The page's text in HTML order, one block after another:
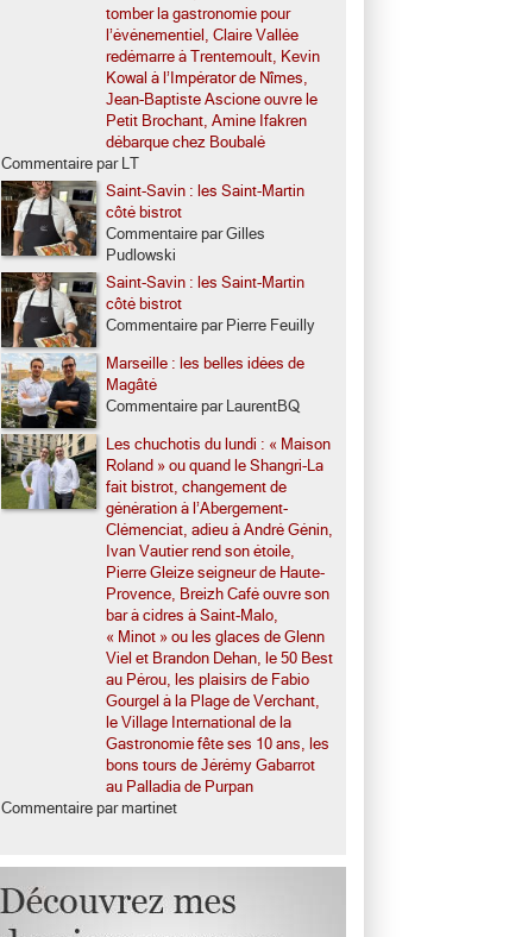
tomber la gastronomie pour
l’événementiel, Claire Vallée
redémarre à Trentemoult, Kevin
Kowal à l’Impérator de Nîmes,
Jean-Baptiste Ascione ouvre le
Petit Brochant, Amine Ifakren
débarque chez Boubalé
Commentaire par LT
Saint-Savin : les Saint-Martin
côté bistrot
Commentaire par Gilles
Pudlowski
Saint-Savin : les Saint-Martin
côté bistrot
Commentaire par Pierre Feuilly
Marseille : les belles idées de
Magâté
Commentaire par LaurentBQ
Les chuchotis du lundi : « Maison
Roland » ou quand le Shangri-La
fait bistrot, changement de
génération à l’Abergement-
Clémenciat, adieu à André Génin,
Ivan Vautier rend son étoile,
Pierre Gleize seigneur de Haute-
Provence, Breizh Café ouvre son
bar à cidres à Saint-Malo,
« Minot » ou les glaces de Glenn
Viel et Brandon Dehan, le 50 Best
au Pérou, les plaisirs de Fabio
Gourgel à la Plage de Verchant,
le Village International de la
Gastronomie fête ses 10 ans, les
bons tours de Jérémy Gabarrot
au Palladia de Purpan
Commentaire par martinet